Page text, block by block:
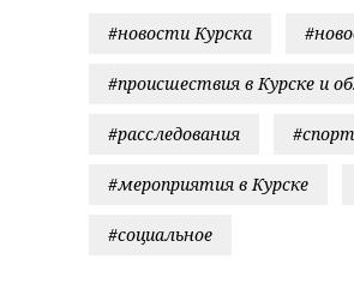
#новости Курска
#происшествия в Курске и
#расследования #спорт
#мероприятия в Курске
#социальное